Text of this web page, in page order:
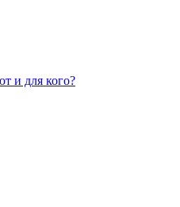
и для кого?